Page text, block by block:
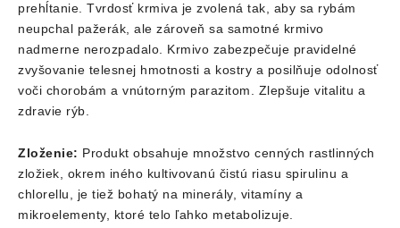
prehĺtanie. Tvrdosť krmiva je zvolená tak, aby sa rybám
neupchal pažerák, ale zároveň sa samotné krmivo
nadmerne nerozpadalo. Krmivo zabezpečuje pravidelné
zvyšovanie telesnej hmotnosti a kostry a posilňuje odolnosť
voči chorobám a vnútorným parazitom. Zlepšuje vitalitu a
zdravie rýb.
Zloženie: Produkt obsahuje množstvo cenných rastlinných
zložiek, okrem iného kultivovanú čistú riasu spirulinu a
chlorellu, je tiež bohatý na minerály, vitamíny a
mikroelementy, ktoré telo ľahko metabolizuje.